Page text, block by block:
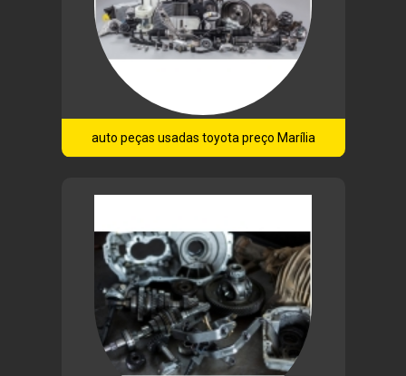
auto peças usadas toyota preço Marília